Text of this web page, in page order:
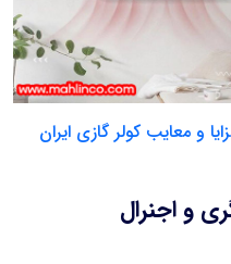
و معایب کولر گازی ایران
و اجنرال